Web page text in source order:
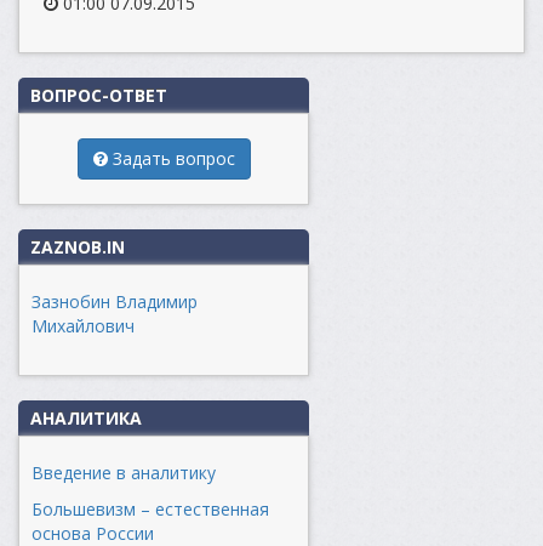
ВОПРОС-ОТВЕТ
Задать вопрос
ZAZNOB.IN
Зазнобин Владимир
Михайлович
АНАЛИТИКА
Введение в аналитику
Большевизм – естественная
основа России